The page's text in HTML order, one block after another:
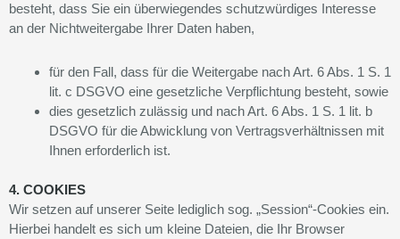
besteht, dass Sie ein überwiegendes schutzwürdiges Interesse
an der Nichtweitergabe Ihrer Daten haben,
für den Fall, dass für die Weitergabe nach Art. 6 Abs. 1 S. 1
lit. c DSGVO eine gesetzliche Verpflichtung besteht, sowie
dies gesetzlich zulässig und nach Art. 6 Abs. 1 S. 1 lit. b
DSGVO für die Abwicklung von Vertragsverhältnissen mit
Ihnen erforderlich ist.
4. COOKIES
Wir setzen auf unserer Seite lediglich sog. „Session“-Cookies ein.
Hierbei handelt es sich um kleine Dateien, die Ihr Browser